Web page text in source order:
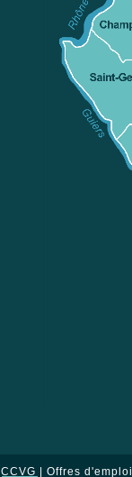
CCVG | Offres d'emploi